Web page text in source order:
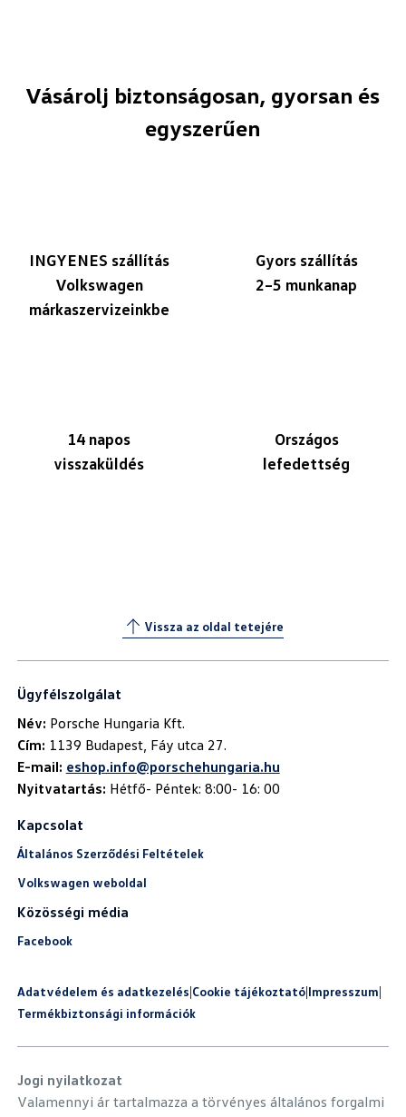
Vásárolj biztonságosan, gyorsan és
egyszerűen
INGYENES szállítás
Volkswagen
márkaszervizeinkbe
Gyors szállítás
2–5 munkanap
14 napos
visszaküldés
Országos
lefedettség
Vissza az oldal tetejére
Ügyfélszolgálat
Név:
Cím:
E-mail: eshop.info@porschehungaria.hu
Nyitvatartás: Hétfő- Péntek: 8:00- 16: 00
Kapcsolat
Általános Szerződési Feltételek
Volkswagen weboldal
Közösségi média
Facebook
Adatvédelem és adatkezelés|Cookie tájékoztató|Impresszum|
Termékbiztonsági információk
Jogi nyilatkozat
Valamennyi ár tartalmazza a törvényes általános forgalmi